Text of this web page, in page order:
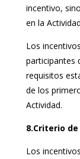
incentivo,
en la
Los
participantes
requisitos
de los
Actividad.
8.Criterio
Los